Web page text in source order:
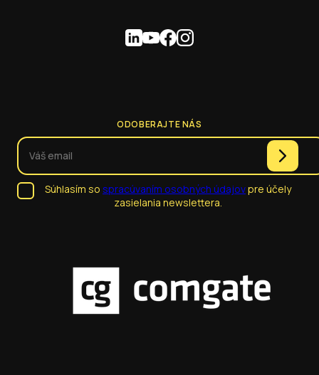
ODOBERAJTE NÁS
Súhlasím so spracúvaním osobných údajovpre účely
zasielania newslettera.